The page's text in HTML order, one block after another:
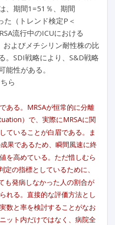
、期間1=51％、期間
（トレンド検定P＜
流行中のICUにおける
およびメチシリン耐性株の比
。SDI戦略により、S&D戦略
性がある。
ら
ある。MRSAが恒常的に分離
）で、実際にMRSAに関
ていることが白眉である。ま
果であるため、瞬間風速に終
を高めている。ただ惜しむら
定の指標としているために、
も発病しなかった人の割合が
れる。直接的な評価方法とし
数と率を検討することがなお
ット内だけではなく、病院全